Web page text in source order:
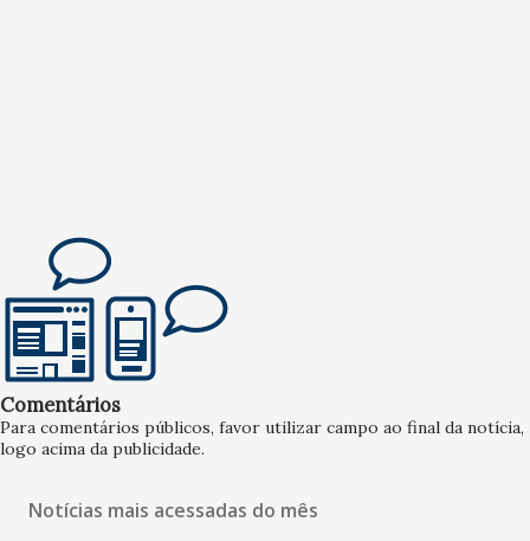
Comentários
Para comentários públicos, favor utilizar campo ao final da notícia,
logo acima da publicidade.
Notícias mais acessadas do mês